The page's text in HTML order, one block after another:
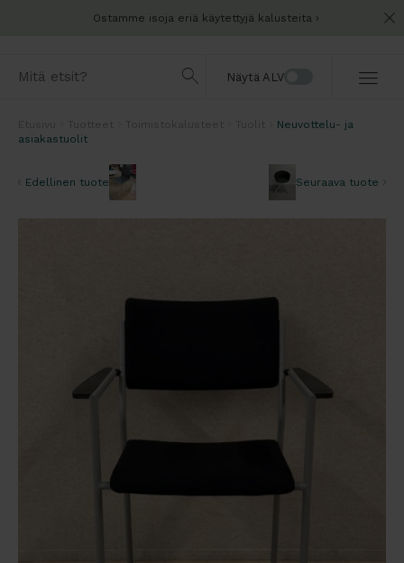
Ostamme isoja eriä käytettyjä kalusteita
Näytä ALV
Neuvottelu- ja
asiakastuolit
Edellinen tuote Seuraava tuote